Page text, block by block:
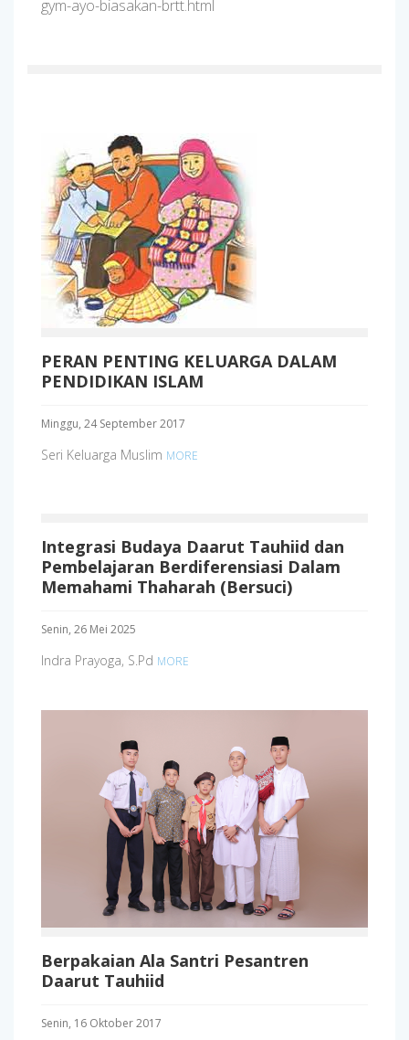
gym-ayo-biasakan-brtt.html
PERAN PENTING KELUARGA DALAM
PENDIDIKAN ISLAM
Minggu, 24 September 2017
Seri Keluarga Muslim MORE
Integrasi Budaya Daarut Tauhiid dan
Pembelajaran Berdiferensiasi Dalam
Memahami Thaharah (Bersuci)
Senin, 26 Mei 2025
Indra Prayoga, S.Pd MORE
Berpakaian Ala Santri Pesantren
Daarut Tauhiid
Senin, 16 Oktober 2017